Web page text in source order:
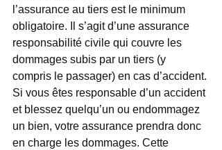
l’assurance au tiers est le minimum
obligatoire. Il s’agit d’une assurance
responsabilité civile qui couvre les
dommages subis par un tiers (y
compris le passager) en cas d’accident.
Si vous êtes responsable d’un accident
et blessez quelqu’un ou endommagez
un bien, votre assurance prendra donc
en charge les dommages. Cette